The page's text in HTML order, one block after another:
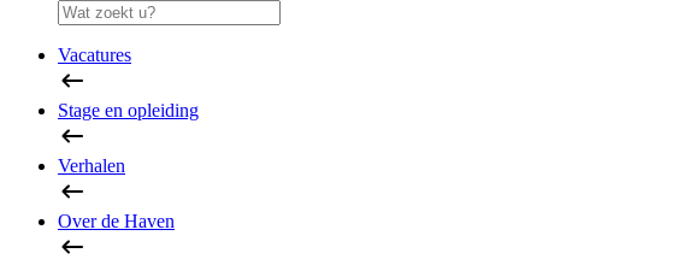
Vacatures
Stage en opleiding
Verhalen
Over de Haven